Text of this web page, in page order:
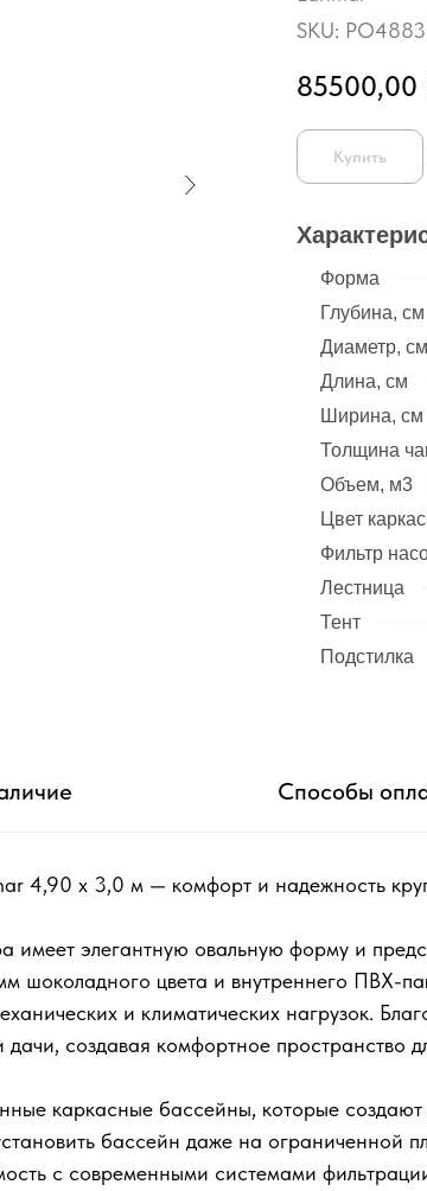
SKU:
85500,00
Купить
Форма
Глубина, см
Диаметр, см
Длина, см
Ширина, см
Толщина
Объем, м3
Цвет
Фильтр
Лестница
Тент
Подстилка
Способы
4,90 х 3,0 м — комфорт и надежность
имеет элегантную овальную форму и
шоколадного цвета и внутреннего ПВХ-
и климатических нагрузок.
создавая комфортное пространство
каркасные бассейны, которые
бассейн даже на ограниченной
с современными системами